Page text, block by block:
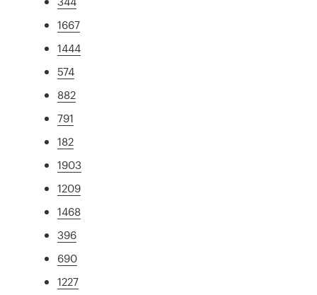
1667
1444
574
882
791
182
1903
1209
1468
396
690
1227